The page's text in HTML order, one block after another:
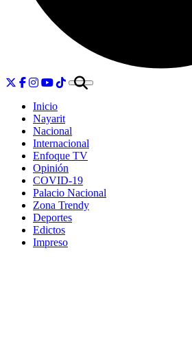
Inicio
Nayarit
Nacional
Internacional
Enfoque TV
Opinión
COVID-19
Palacio Nacional
Zona Trendy
Deportes
Edictos
Impreso